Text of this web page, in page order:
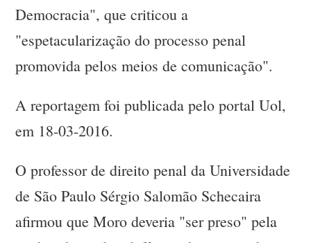
Democracia", que criticou a
"espetacularização do processo penal
promovida pelos meios de comunicação".
A reportagem foi publicada pelo portal Uol,
em 18-03-2016.
O professor de direito penal da Universidade
de São Paulo Sérgio Salomão Schecaira
afirmou que Moro deveria "ser preso" pela